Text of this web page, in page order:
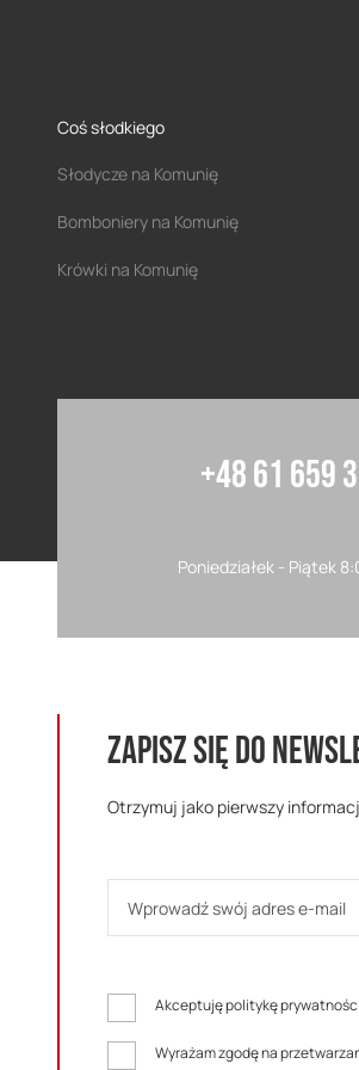
Coś słodkiego
Słodycze na Komunię
Bomboniery na Komunię
Krówki na Komunię
+48 61 659
Poniedziałek - Piątek
ZAPISZ SIĘ DO
Otrzymuj jako pierwszy
Akceptuję politykę prywatności
Wyrażam zgodę na